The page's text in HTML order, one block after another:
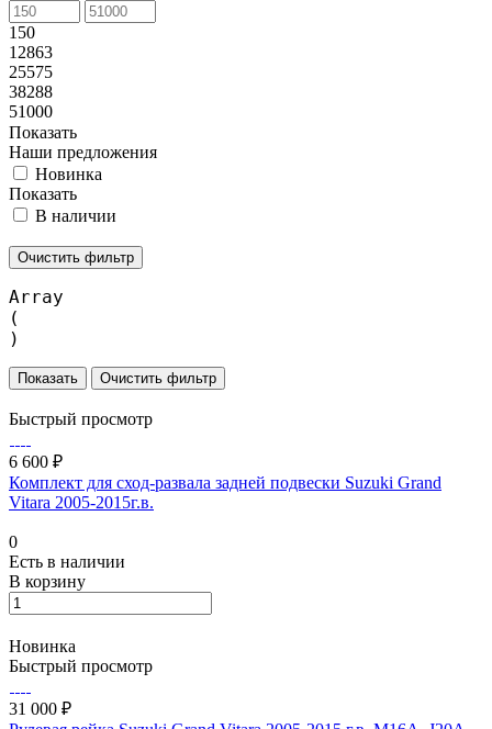
150
12863
25575
38288
51000
Показать
Наши предложения
Новинка
Показать
В наличии
Очистить фильтр
Array
(
Очистить фильтр
Быстрый просмотр
6 600 ₽
Комплект для сход-развала задней подвески Suzuki Grand
Vitara 2005-2015г.в.
0
Есть в наличии
В корзину
Новинка
Быстрый просмотр
31 000 ₽